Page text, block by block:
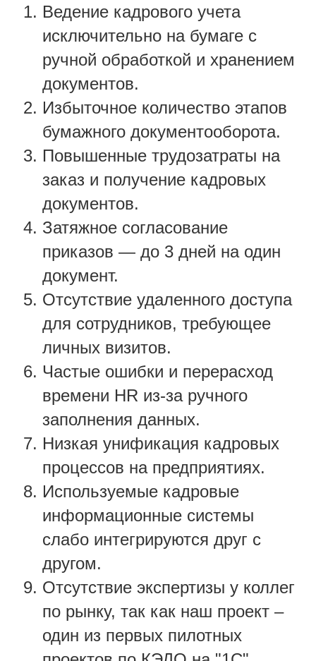
Ведение кадрового учета
исключительно на бумаге с
ручной обработкой и хранением
документов.
Избыточное количество этапов
бумажного документооборота.
Повышенные трудозатраты на
заказ и получение кадровых
документов.
Затяжное согласование
приказов — до 3 дней на один
документ.
Отсутствие удаленного доступа
для сотрудников, требующее
личных визитов.
Частые ошибки и перерасход
времени HR из-за ручного
заполнения данных.
Низкая унификация кадровых
процессов на предприятиях.
Используемые кадровые
информационные системы
слабо интегрируются друг с
другом.
Отсутствие экспертизы у коллег
по рынку, так как наш проект –
один из первых пилотных